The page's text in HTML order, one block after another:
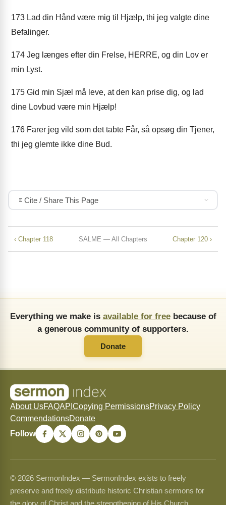
173 Lad din Hånd være mig til Hjælp, thi jeg valgte dine
Befalinger.
174 Jeg længes efter din Frelse, HERRE, og din Lov er
min Lyst.
175 Gid min Sjæl må leve, at den kan prise dig, og lad
dine Lovbud være min Hjælp!
176 Farer jeg vild som det tabte Får, så opsøg din Tjener,
thi jeg glemte ikke dine Bud.
Cite / Share This Page
‹ Chapter 118 SALME — All Chapters Chapter 120 ›
Everything we make is available for freebecause of
a generous community of supporters.
Donate
About UsFAQAPI Copying PermissionsPrivacy Policy
CommendationsDonate
Follow
© 2026 SermonIndex — SermonIndex exists to freely
preserve and freely distribute historic Christian sermons for